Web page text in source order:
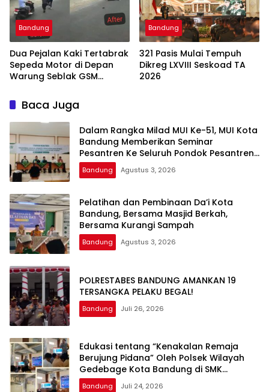
Bandung
Dua Pejalan Kaki Tertabrak
Sepeda Motor di Depan
Warung Seblak GSM
Sempat Mengalami Kejang
Bandung
321 Pasis Mulai Tempuh
Dikreg LXVIII Seskoad TA
2026
Baca Juga
Dalam Rangka Milad MUI Ke-51, MUI Kota
Bandung Memberikan Seminar
Pesantren Ke Seluruh Pondok Pesantren
di Kota Bandung
Bandung Agustus 3, 2026
Pelatihan dan Pembinaan Da’i Kota
Bandung, Bersama Masjid Berkah,
Bersama Kurangi Sampah
Bandung Agustus 3, 2026
POLRESTABES BANDUNG AMANKAN 19
TERSANGKA PELAKU BEGAL!
Bandung Juli 26, 2026
Edukasi tentang “Kenakalan Remaja
Berujung Pidana” Oleh Polsek Wilayah
Gedebage Kota Bandung di SMK
Muhammadiyah 3 Bandung
Bandung Juli 24, 2026